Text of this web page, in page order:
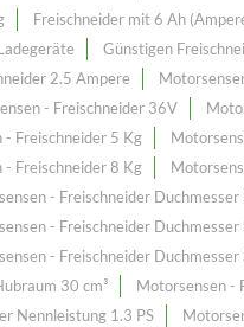
Freischneider mit 6 Ah
Günstigen
2.5 Ampere
- Freischneider 36V
- Freischneider 5 Kg
- Freischneider 8 Kg
- Freischneider Duchmesser
- Freischneider Duchmesser
- Freischneider Duchmesser
30 cm³
Motorsensen -
Nennleistung 1.3 PS